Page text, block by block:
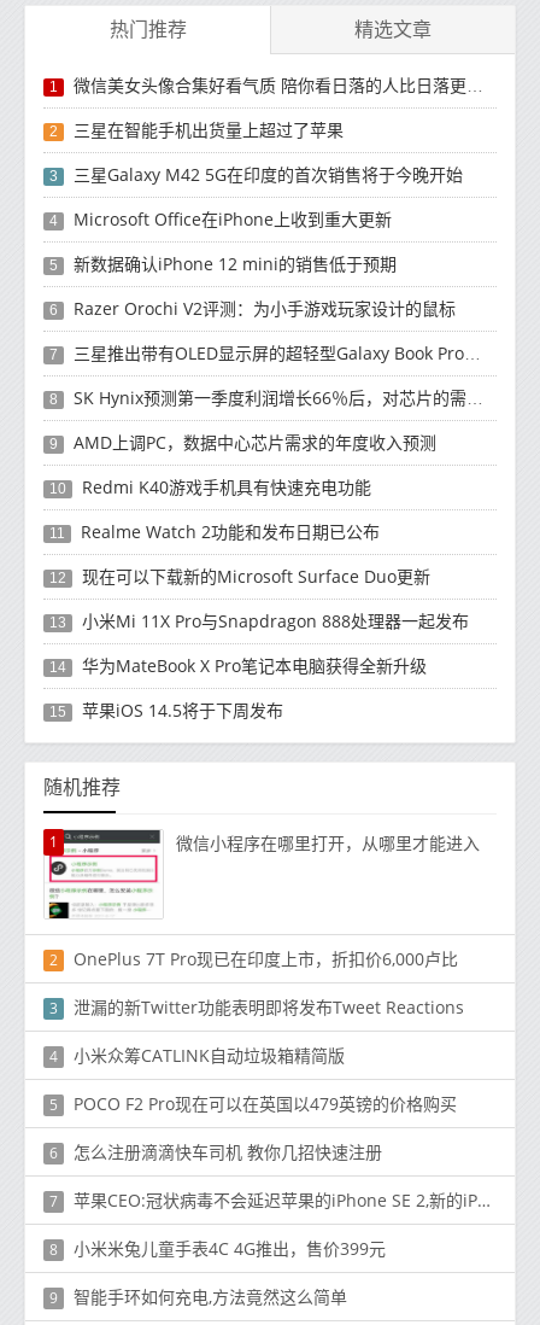
热门推荐 精选文章
1 微信美女头像合集好看气质 陪你看日落的人比日落更浪漫
2 三星在智能手机出货量上超过了苹果
3 三星Galaxy M42 5G在印度的首次销售将于今晚开始
4 Microsoft Office在iPhone上收到重大更新
5 新数据确认iPhone 12 mini的销售低于预期
6 Razer Orochi V2评测：为小手游戏玩家设计的鼠标
7 三星推出带有OLED显示屏的超轻型Galaxy Book Pro和Galaxy Book Pro 360笔记本电脑
8 SK Hynix预测第一季度利润增长66％后，对芯片的需求将增强
9 AMD上调PC，数据中心芯片需求的年度收入预测
10 Redmi K40游戏手机具有快速充电功能
11 Realme Watch 2功能和发布日期已公布
12 现在可以下载新的Microsoft Surface Duo更新
13 小米Mi 11X Pro与Snapdragon 888处理器一起发布
14 华为MateBook X Pro笔记本电脑获得全新升级
15 苹果iOS 14.5将于下周发布
随机推荐
1 微信小程序在哪里打开，从哪里才能进入
2 OnePlus 7T Pro现已在印度上市，折扣价6,000卢比
3 泄漏的新Twitter功能表明即将发布Tweet Reactions
4 小米众筹CATLINK自动垃圾箱精简版
5 POCO F2 Pro现在可以在英国以479英镑的价格购买
6 怎么注册滴滴快车司机 教你几招快速注册
7 苹果CEO:冠状病毒不会延迟苹果的iPhone SE 2,新的iPad Pro
8 小米米兔儿童手表4C 4G推出，售价399元
9 智能手环如何充电,方法竟然这么简单